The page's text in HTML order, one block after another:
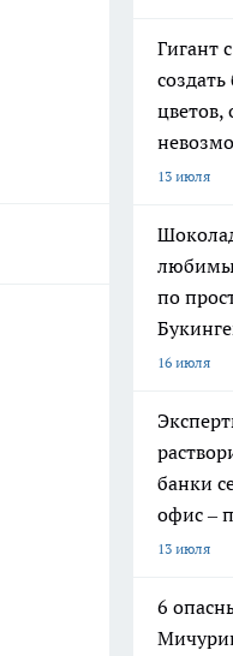
Гигант
цветов,
13 июля
по
16 июля
банки
офис –
13 июля
6